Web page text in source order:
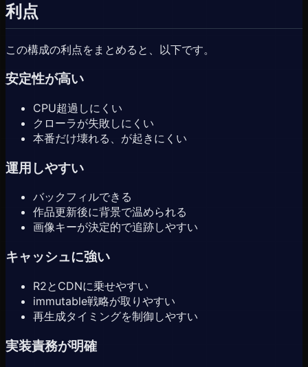
利点
この構成の利点をまとめると、以下です。
安定性が高い
CPU超過しにくい
クローラが失敗しにくい
本番だけ壊れる、が起きにくい
運用しやすい
バックフィルできる
作品更新後に背景で温められる
画像キーが決定的で追跡しやすい
キャッシュに強い
R2とCDNに乗せやすい
immutable戦略が取りやすい
再生成タイミングを制御しやすい
実装責務が明確